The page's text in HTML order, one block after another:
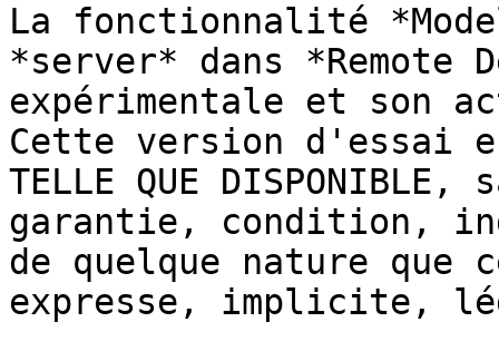
La fonctionnalité
*server* dans *Remote
expérimentale et son
Cette version d'essai
TELLE QUE
garantie, condition,
de quelque nature
expresse, implicite,